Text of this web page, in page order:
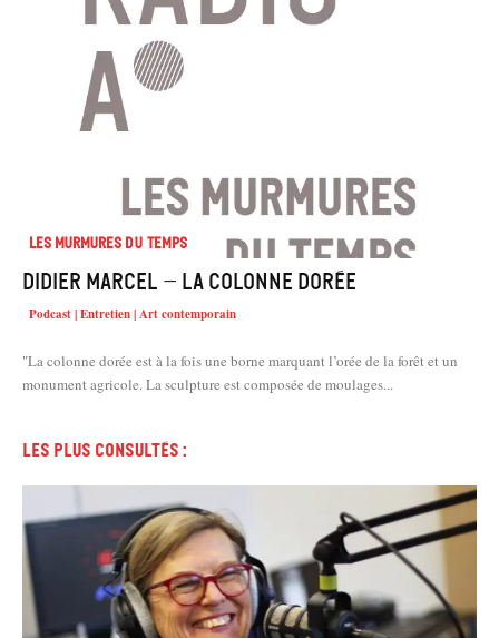
Les murmures du temps
Didier Marcel – La colonne dorée
Podcast | Entretien | Art contemporain
"La colonne dorée est à la fois une borne marquant l’orée de la forêt et un
monument agricole. La sculpture est composée de moulages...
Les plus consultés :